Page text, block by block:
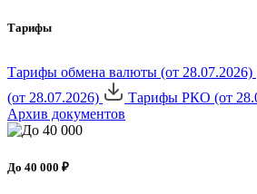
Тарифы
Тарифы обмена валюты (от 28.07.2026)
(от 28.07.2026)
Тарифы РКО (от
Архив документов
До 40 000 ₽